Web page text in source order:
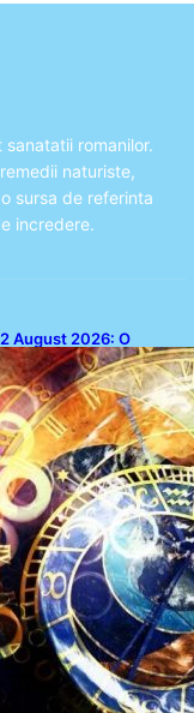
romanilor.
naturiste,
sursa de referinta
incredere.
August 2026: O
Zodii și a Ciclului de